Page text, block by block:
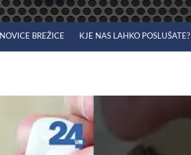
NOVICE BREŽICE KJE NAS LAHKO POSLUŠATE?